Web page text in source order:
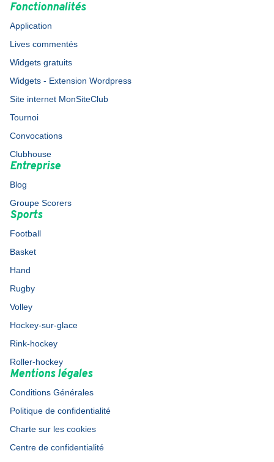
Fonctionnalités
Application
Lives commentés
Widgets gratuits
Widgets - Extension Wordpress
Site internet MonSiteClub
Tournoi
Convocations
Clubhouse
Entreprise
Blog
Groupe Scorers
Sports
Football
Basket
Hand
Rugby
Volley
Hockey-sur-glace
Rink-hockey
Roller-hockey
Mentions légales
Conditions Générales
Politique de confidentialité
Charte sur les cookies
Centre de confidentialité